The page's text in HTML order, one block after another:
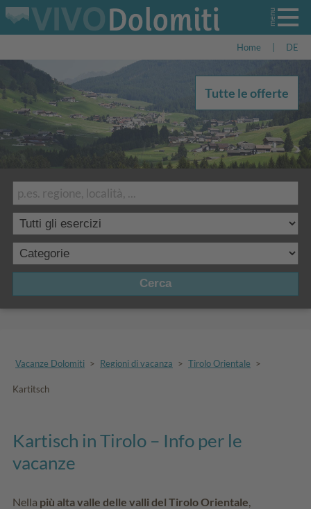
Home DE
Cerca
Tutte le offerte
Vacanze Dolomiti > Regioni di vacanza > Tirolo Orientale >
Kartitsch
Kartisch in Tirolo – Info per le
vacanze
Nella più alta valle delle valli del Tirolo Orientale